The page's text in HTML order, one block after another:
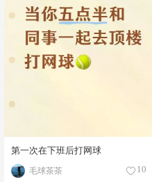
第一次在下班后打网球
毛球茶茶 10